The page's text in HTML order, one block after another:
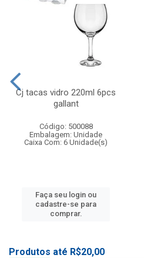
Cj tacas vidro 220ml 6pcs
gallant
Código: 500088
Embalagem: Unidade
Caixa Com: 6 Unidade(s)
Faça seu login ou
cadastre-se para
comprar.
Produtos até R$20,00